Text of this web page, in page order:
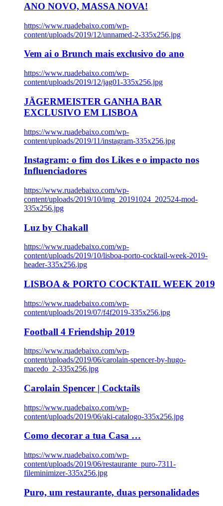
ANO NOVO, MASSA NOVA!
https://www.ruadebaixo.com/wp-
content/uploads/2019/12/unnamed-2-335x256.jpg
Vem ai o Brunch mais exclusivo do ano
https://www.ruadebaixo.com/wp-
content/uploads/2019/12/jag01-335x256.jpg
JÄGERMEISTER GANHA BAR
EXCLUSIVO EM LISBOA
https://www.ruadebaixo.com/wp-
content/uploads/2019/11/instagram-335x256.jpg
Instagram: o fim dos Likes e o impacto nos
Influenciadores
https://www.ruadebaixo.com/wp-
content/uploads/2019/10/img_20191024_202524-mod-
335x256.jpg
Luz by Chakall
https://www.ruadebaixo.com/wp-
content/uploads/2019/10/lisboa-porto-cocktail-week-2019-
header-335x256.jpg
LISBOA & PORTO COCKTAIL WEEK 2019
https://www.ruadebaixo.com/wp-
content/uploads/2019/07/f4f2019-335x256.jpg
Football 4 Friendship 2019
https://www.ruadebaixo.com/wp-
content/uploads/2019/06/carolain-spencer-by-hugo-
macedo_2-335x256.jpg
Carolain Spencer | Cocktails
https://www.ruadebaixo.com/wp-
content/uploads/2019/06/aki-catalogo-335x256.jpg
Como decorar a tua Casa …
https://www.ruadebaixo.com/wp-
content/uploads/2019/06/restaurante_puro-7311-
fileminimizer-335x256.jpg
Puro, um restaurante, duas personalidades